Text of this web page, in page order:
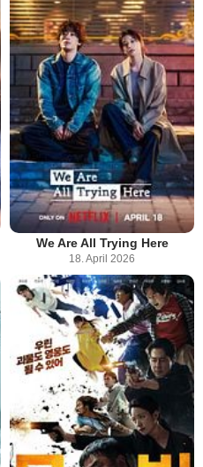
We Are All Trying Here
18. April 2026